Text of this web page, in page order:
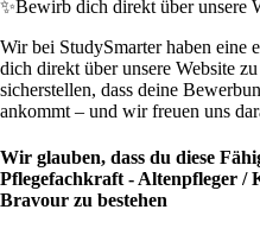
✨Bewirb dich direkt über unsere
Wir bei StudySmarter haben eine
dich direkt über unsere Website
sicherstellen, dass deine
ankommt – und wir freuen uns
Wir glauben, dass du diese
Pflegefachkraft - Altenpfleger /
Bravour zu bestehen